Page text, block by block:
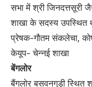
सभा में श्री
शाखा के सदस्य उपस्थित
प्रेषक-गौतम संकलेचा,
केयूप- चेन्नई शाखा
बेंगलोर
बैंगलोर बसवनगुड़ी स्थित